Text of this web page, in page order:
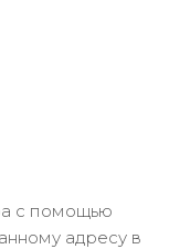
с помощью
адресу в